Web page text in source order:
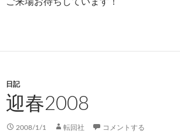
日記
迎春2008
2008/1/1 転回社 コメントする